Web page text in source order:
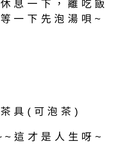
息一下，離吃飯
一下先泡湯唄~
具(可泡茶)
這才是人生呀~